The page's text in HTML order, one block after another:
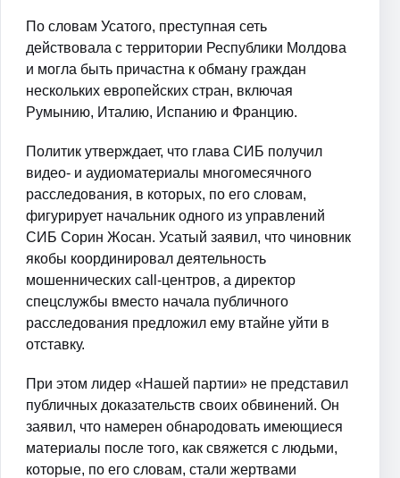
По словам Усатого, преступная сеть
действовала с территории Республики Молдова
и могла быть причастна к обману граждан
нескольких европейских стран, включая
Румынию, Италию, Испанию и Францию.
Политик утверждает, что глава СИБ получил
видео- и аудиоматериалы многомесячного
расследования, в которых, по его словам,
фигурирует начальник одного из управлений
СИБ Сорин Жосан. Усатый заявил, что чиновник
якобы координировал деятельность
мошеннических call-центров, а директор
спецслужбы вместо начала публичного
расследования предложил ему втайне уйти в
отставку.
При этом лидер «Нашей партии» не представил
публичных доказательств своих обвинений. Он
заявил, что намерен обнародовать имеющиеся
материалы после того, как свяжется с людьми,
которые, по его словам, стали жертвами